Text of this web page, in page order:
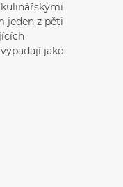
jeden z pěti
jako